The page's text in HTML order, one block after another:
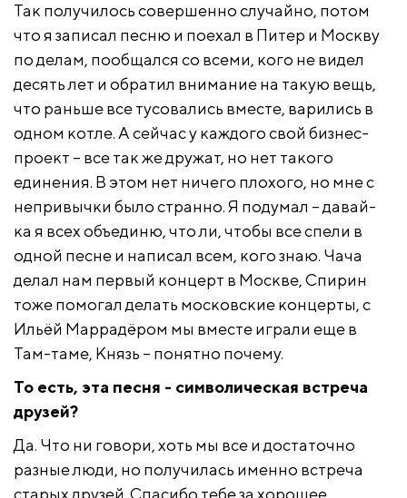
Так получилось совершенно случайно, потом
что я записал песню и поехал в Питер и Москву
по делам, пообщался со всеми, кого не видел
десять лет и обратил внимание на такую вещь,
что раньше все тусовались вместе, варились в
одном котле. А сейчас у каждого свой бизнес-
проект – все так же дружат, но нет такого
единения. В этом нет ничего плохого, но мне с
непривычки было странно. Я подумал – давай-
ка я всех объединю, что ли, чтобы все спели в
одной песне и написал всем, кого знаю. Чача
делал нам первый концерт в Москве, Спирин
тоже помогал делать московские концерты, с
Ильёй Маррадёром мы вместе играли еще в
Там-таме, Князь – понятно почему.
То есть, эта песня - символическая встреча
друзей?
Да. Что ни говори, хоть мы все и достаточно
разные люди, но получилась именно встреча